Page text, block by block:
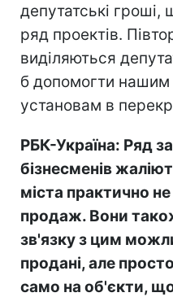
депутатські гроші,
ряд проектів.
виділяються
б допомогти нашим
установам в
РБК-Україна: Ряд
бізнесменів
міста практично
продаж. Вони
зв'язку з цим
продані, але
само на об'єкти,